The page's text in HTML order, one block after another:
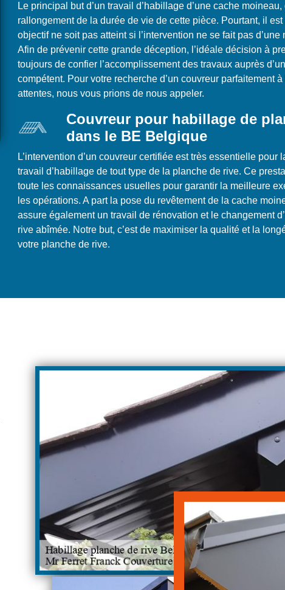
Le principal but d’un travail d’habillage d’une cache moineau,
rallongement de la durée de vie de cette pièce. Pourtant, il
objectif ne soit pas atteint si l’intervention ne se fait pas d’une
Afin de prévenir cette grande déception, l’idéale décision à
toujours de confier l’accomplissement des travaux auprès
compétent. Pour votre recherche d’un couvreur parfaitement
attentes, nous vous prions de nous appeler.
Couvreur pour habillage de
dans le BE Belgique
L’intervention d’un couvreur certifiée est très essentielle pour
travail d’habillage de tout type de la planche de rive. Ce
toute les connaissances usuelles pour garantir la meilleure
les opérations. A part la pose du revêtement de la cache
assure également un travail de rénovation et le changement
rive abîmée. Notre but, c’est de maximiser la qualité et la
votre planche de rive.